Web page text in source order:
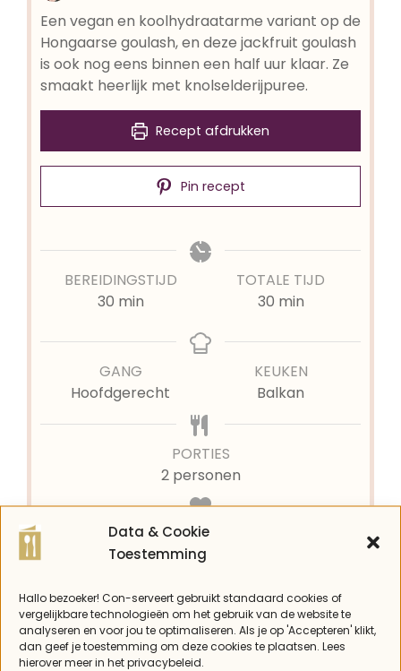
Data & Cookie
Toestemming
Hallo bezoeker! Con-serveert gebruikt standaard cookies of
vergelijkbare technologieën om het gebruik van de website te
analyseren en voor jou te optimaliseren. Als je op 'Accepteren' klikt,
dan geef je toestemming om deze cookies te plaatsen. Lees
hierover meer in het privacybeleid.
Een vegan en koolhydraatarme variant op de
Hongaarse goulash, en deze jackfruit goulash
is ook nog eens binnen een half uur klaar. Ze
smaakt heerlijk met knolselderijpuree.
Recept afdrukken
Pin recept
BEREIDINGSTIJD
30minuten
min
TOTALE TIJD
30minuten
min
GANG
Hoofdgerecht
KEUKEN
Balkan
PORTIES
2 personen
KOOLHYDRATEN
12 kh
DIT HEB JE NODIG
200 grjackfruit
2elolijfolie